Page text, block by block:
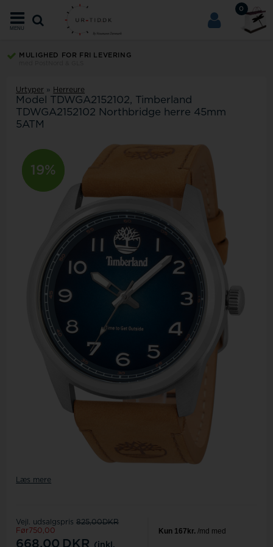
0
MENU
MULIGHED FOR FRI LEVERING
Urtyper » Herreure
Model TDWGA2152102
Timberland
TDWGA2152102 Northbridge herre 45mm
5ATM
11%
19%
Læs mere
Vejl. udsalgspris 825,00DKR
Før750,00
668,00 DKR